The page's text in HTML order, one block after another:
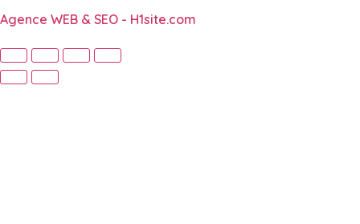
Agence WEB & SEO - H1site.com